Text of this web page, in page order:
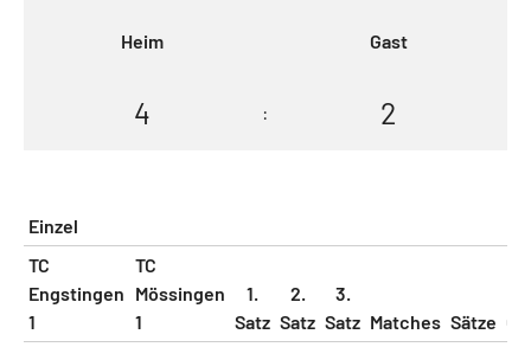
Heim Gast
4 : 2
Einzel
TC
Engstingen
1
TC
Mössingen
1
1.
Satz
2.
Satz
3.
Satz Matches Sätze